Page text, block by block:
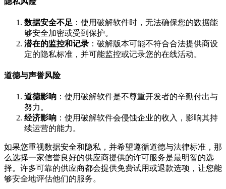
数据安全不足 ：使用破解软件时，无法确保您的数据能
够安全加密或受到保护。
潜在的监控和记录 ：破解版本可能不符合合法提供商设
定的隐私标准，并可能监控或记录您的在线活动。
道德与声誉风险
道德影响 ：使用破解软件是不尊重开发者的辛勤付出与
努力。
经济影响 ：使用破解软件会侵蚀企业的收入，影响其持
续运营的能力。
如果您重视数据安全和隐私，并希望遵循道德与法律标准，那
么选择一家信誉良好的供应商提供的许可服务是最明智的选
择。许多可靠的供应商都会提供免费试用或退款选项，让您能
够安全地评估他们的服务。